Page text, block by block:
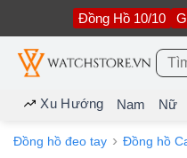
nội
dung
Đồng Hồ 10/10
Tìm
Xu Hướng Nam Nữ
Đồng hồ đeo tay Đồng hồ